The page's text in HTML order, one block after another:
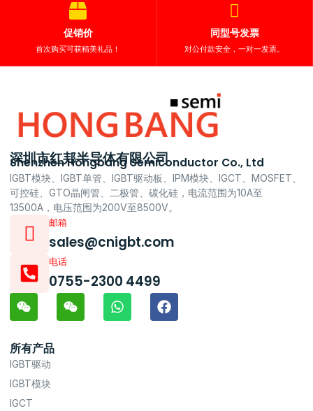
促销价
首次购买可获精美礼品！
同型号发票
对公付款安全，一对一发票。
深圳市红邦半导体有限公司
Shenzhen Hongbang Semiconductor Co., Ltd
IGBT模块、IGBT单管、IGBT驱动板、IPM模块、IGCT、MOSFET、
可控硅、GTO晶闸管、二极管、碳化硅，电流范围为10A至
13500A，电压范围为200V至8500V。
邮箱
sales@cnigbt.com
电话
0755-2300 4499
所有产品
IGBT驱动
IGBT模块
IGCT